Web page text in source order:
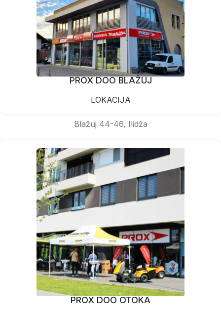
PROX DOO BLAŽUJ
LOKACIJA
Blažuj 44-46, Ilidža
PROX DOO OTOKA